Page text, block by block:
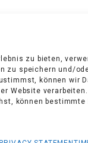
zu bieten,
zu speichern und/
können wir
Website
können bestimmte